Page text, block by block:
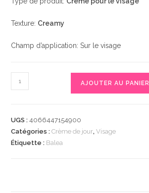
Texture: Creamy
Champ d’application: Sur le visage
de
Teint
Perfektion
AJOUTER AU PANIER
UGS :4066447154900
Catégories :Crème de jour,Visage
Étiquette : Balea